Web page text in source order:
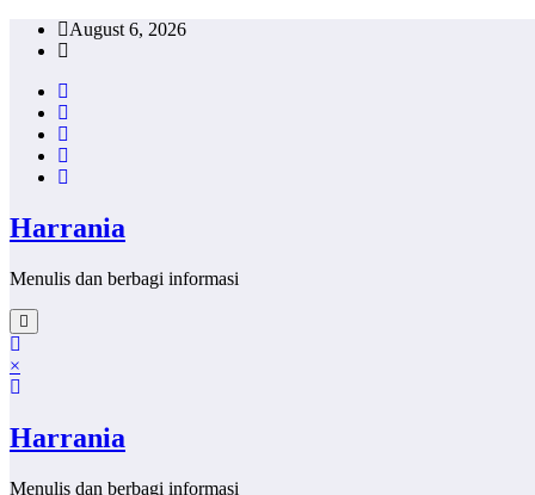
Skip
August 6, 2026
Harrania
Menulis dan berbagi informasi
×
Harrania
Menulis dan berbagi informasi